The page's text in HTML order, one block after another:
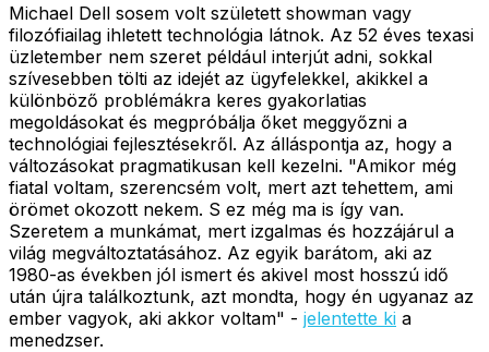
Michael Dell sosem volt született showman vagy
filozófiailag ihletett technológia látnok. Az 52 éves texasi
üzletember nem szeret például interjút adni, sokkal
szívesebben tölti az idejét az ügyfelekkel, akikkel a
különböző problémákra keres gyakorlatias
megoldásokat és megpróbálja őket meggyőzni a
technológiai fejlesztésekről. Az álláspontja az, hogy a
változásokat pragmatikusan kell kezelni. "Amikor még
fiatal voltam, szerencsém volt, mert azt tehettem, ami
örömet okozott nekem. S ez még ma is így van.
Szeretem a munkámat, mert izgalmas és hozzájárul a
világ megváltoztatásához. Az egyik barátom, aki az
1980-as években jól ismert és akivel most hosszú idő
után újra találkoztunk, azt mondta, hogy én ugyanaz az
ember vagyok, aki akkor voltam" - jelentette ki a
menedzser.